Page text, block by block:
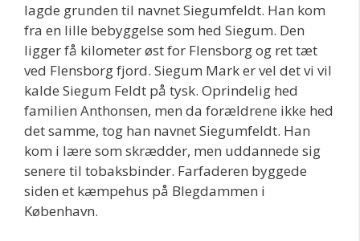
lagde grunden til navnet Siegumfeldt. Han kom
fra en lille bebyggelse som hed Siegum. Den
ligger få kilometer øst for Flensborg og ret tæt
ved Flensborg fjord. Siegum Mark er vel det vi vil
kalde Siegum Feldt på tysk. Oprindelig hed
familien Anthonsen, men da forældrene ikke hed
det samme, tog han navnet Siegumfeldt. Han
kom i lære som skrædder, men uddannede sig
senere til tobaksbinder. Farfaderen byggede
siden et kæmpehus på Blegdammen i
København.